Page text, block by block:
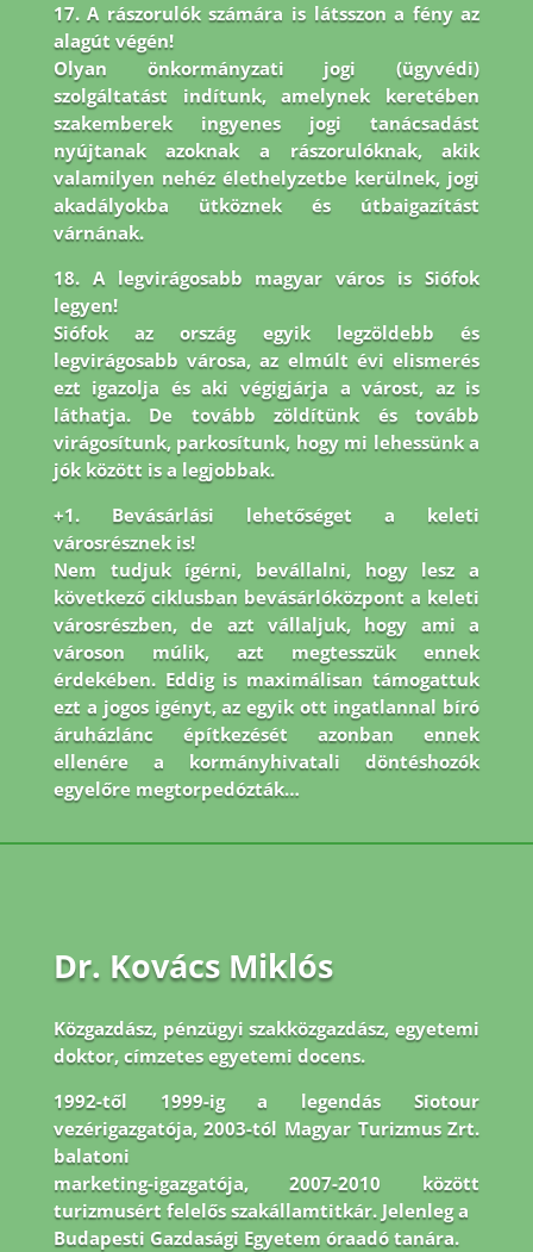
17. A rászorulók számára is látsszon a fény az
alagút végén!
Olyan önkormányzati jogi (ügyvédi)
szolgáltatást indítunk, amelynek keretében
szakemberek ingyenes jogi tanácsadást
nyújtanak azoknak a rászorulóknak, akik
valamilyen nehéz élethelyzetbe kerülnek, jogi
akadályokba ütköznek és útbaigazítást
várnának.
18. A legvirágosabb magyar város is Siófok
legyen!
Siófok az ország egyik legzöldebb és
legvirágosabb városa, az elmúlt évi elismerés
ezt igazolja és aki végigjárja a várost, az is
láthatja. De tovább zöldítünk és tovább
virágosítunk, parkosítunk, hogy mi lehessünk a
jók között is a legjobbak.
+1. Bevásárlási lehetőséget a keleti
városrésznek is!
Nem tudjuk ígérni, bevállalni, hogy lesz a
következő ciklusban bevásárlóközpont a keleti
városrészben, de azt vállaljuk, hogy ami a
városon múlik, azt megtesszük ennek
érdekében. Eddig is maximálisan támogattuk
ezt a jogos igényt, az egyik ott ingatlannal bíró
áruházlánc építkezését azonban ennek
ellenére a kormányhivatali döntéshozók
egyelőre megtorpedózták…
Dr. Kovács Miklós
Közgazdász, pénzügyi szakközgazdász, egyetemi
doktor, címzetes egyetemi docens.
1992-től 1999-ig a legendás Siotour
vezérigazgatója, 2003-tól Magyar Turizmus Zrt.
balatoni
marketing-igazgatója, 2007-2010 között
turizmusért felelős szakállamtitkár. Jelenleg a
Budapesti Gazdasági Egyetem óraadó tanára.